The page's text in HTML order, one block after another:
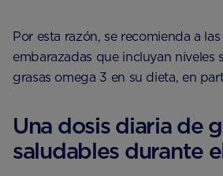
Por esta razón, se recomienda a
embarazadas que incluyan niveles
grasas omega 3 en su dieta, en
Una dosis diaria de
saludables durante